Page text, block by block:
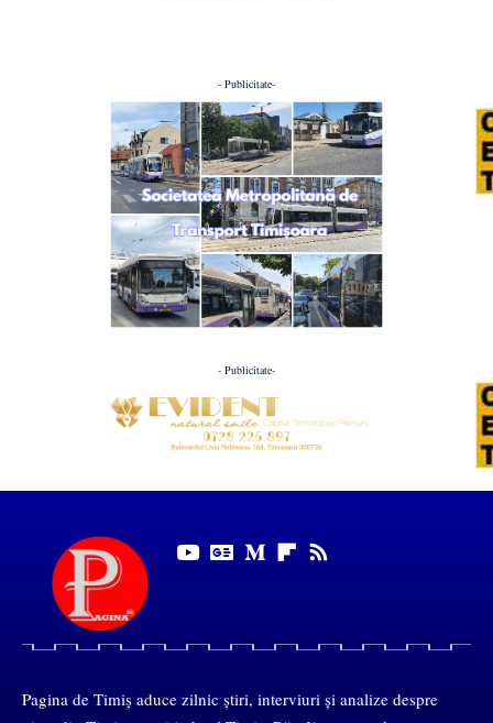
- Publicitate-
- Publicitate-
Pagina de Timiș aduce zilnic știri, interviuri și analize despre